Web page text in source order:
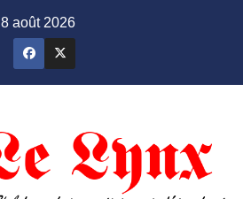
8 août 2026